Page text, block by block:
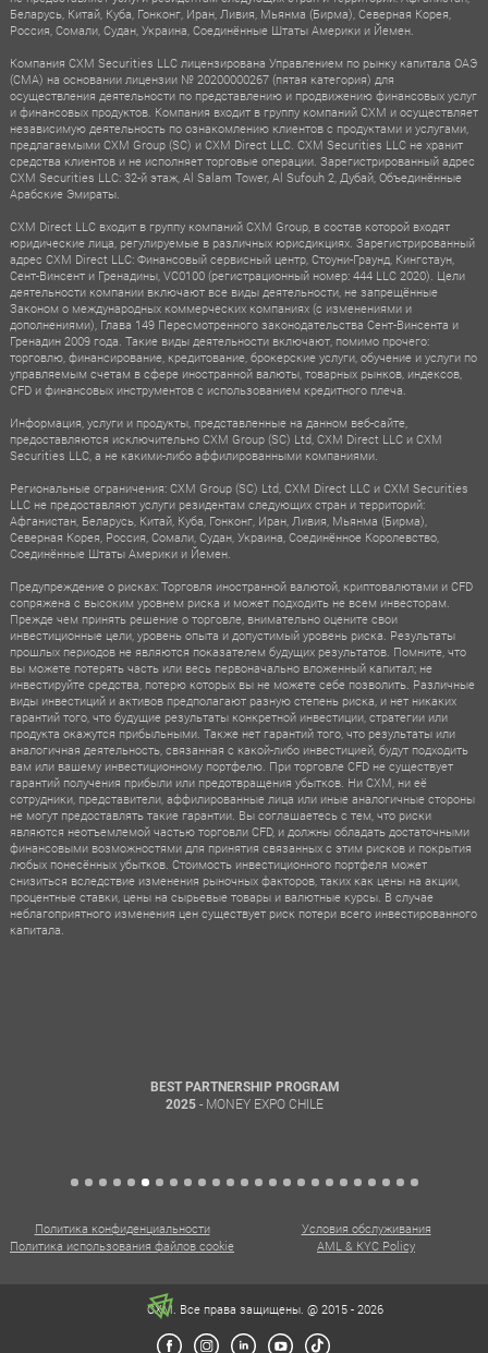
Беларусь, Китай, Куба, Гонконг, Иран, Ливия, Мьянма (Бирма), Северная Корея,
Россия, Сомали, Судан, Украина, Соединённые Штаты Америки и Йемен.
Компания CXM Securities LLC лицензирована Управлением по рынку капитала ОАЭ
(CMA) на основании лицензии № 20200000267 (пятая категория) для
осуществления деятельности по представлению и продвижению финансовых услуг
и финансовых продуктов. Компания входит в группу компаний CXM и осуществляет
независимую деятельность по ознакомлению клиентов с продуктами и услугами,
предлагаемыми CXM Group (SC) и CXM Direct LLC. CXM Securities LLC не хранит
средства клиентов и не исполняет торговые операции. Зарегистрированный адрес
CXM Securities LLC: 32-й этаж, Al Salam Tower, Al Sufouh 2, Дубай, Объединённые
Арабские Эмираты.
CXM Direct LLC входит в группу компаний CXM Group, в состав которой входят
юридические лица, регулируемые в различных юрисдикциях. Зарегистрированный
адрес CXM Direct LLC: Финансовый сервисный центр, Стоуни-Граунд, Кингстаун,
Сент-Винсент и Гренадины, VC0100 (регистрационный номер: 444 LLC 2020). Цели
деятельности компании включают все виды деятельности, не запрещённые
Законом о международных коммерческих компаниях (с изменениями и
дополнениями), Глава 149 Пересмотренного законодательства Сент-Винсента и
Гренадин 2009 года. Такие виды деятельности включают, помимо прочего:
торговлю, финансирование, кредитование, брокерские услуги, обучение и услуги по
управляемым счетам в сфере иностранной валюты, товарных рынков, индексов,
CFD и финансовых инструментов с использованием кредитного плеча.
Информация, услуги и продукты, представленные на данном веб-сайте,
предоставляются исключительно CXM Group (SC) Ltd, CXM Direct LLC и CXM
Securities LLC, а не какими-либо аффилированными компаниями.
Региональные ограничения: CXM Group (SC) Ltd, CXM Direct LLC и CXM Securities
LLC не предоставляют услуги резидентам следующих стран и территорий:
Афганистан, Беларусь, Китай, Куба, Гонконг, Иран, Ливия, Мьянма (Бирма),
Северная Корея, Россия, Сомали, Судан, Украина, Соединённое Королевство,
Соединённые Штаты Америки и Йемен.
Предупреждение о рисках: Торговля иностранной валютой, криптовалютами и CFD
сопряжена с высоким уровнем риска и может подходить не всем инвесторам.
Прежде чем принять решение о торговле, внимательно оцените свои
инвестиционные цели, уровень опыта и допустимый уровень риска. Результаты
прошлых периодов не являются показателем будущих результатов. Помните, что
вы можете потерять часть или весь первоначально вложенный капитал; не
инвестируйте средства, потерю которых вы не можете себе позволить. Различные
виды инвестиций и активов предполагают разную степень риска, и нет никаких
гарантий того, что будущие результаты конкретной инвестиции, стратегии или
продукта окажутся прибыльными. Также нет гарантий того, что результаты или
аналогичная деятельность, связанная с какой-либо инвестицией, будут подходить
вам или вашему инвестиционному портфелю. При торговле CFD не существует
гарантий получения прибыли или предотвращения убытков. Ни CXM, ни её
сотрудники, представители, аффилированные лица или иные аналогичные стороны
не могут предоставлять такие гарантии. Вы соглашаетесь с тем, что риски
являются неотъемлемой частью торговли CFD, и должны обладать достаточными
финансовыми возможностями для принятия связанных с этим рисков и покрытия
любых понесённых убытков. Стоимость инвестиционного портфеля может
снизиться вследствие изменения рыночных факторов, таких как цены на акции,
процентные ставки, цены на сырьевые товары и валютные курсы. В случае
неблагоприятного изменения цен существует риск потери всего инвестированного
капитала.
BEST PARTNERSHIP PROGRAM
2025 - MONEY EXPO CHILE
Политика конфиденциальности
Условия обслуживания
Политика использования файлов cookie
AML & KYC Policy
CXM. Все права защищены. @ 2015 - 2026